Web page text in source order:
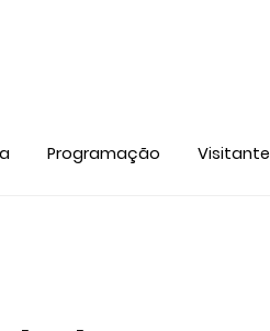
Programação Visitante